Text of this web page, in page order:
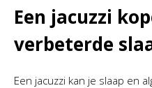
Een jacuzzi
verbeterde
Een jacuzzi kan je slaap en